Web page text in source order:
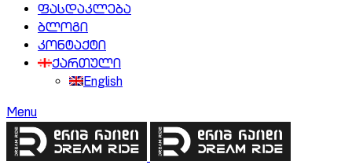
ფასდაკლება
ბლოგი
კონტაქტი
ქართული
English
Menu